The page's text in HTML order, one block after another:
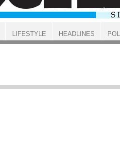
LIFESTYLE HEADLINES